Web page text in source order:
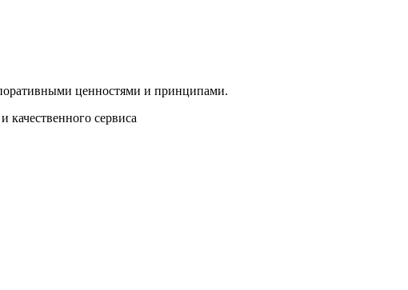
ценностями и принципами.
сервиса